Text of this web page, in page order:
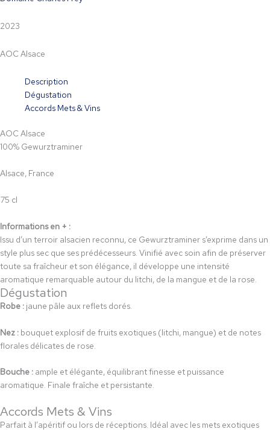
2023
AOC Alsace
Description
Dégustation
Accords Mets & Vins
AOC Alsace
100% Gewurztraminer
Alsace, France
75 cl
Informations en + :
Issu d’un terroir alsacien reconnu, ce Gewurztraminer s’exprime dans un
style plus sec que ses prédécesseurs. Vinifié avec soin afin de préserver
toute sa fraîcheur et son élégance, il développe une intensité
aromatique remarquable autour du litchi, de la mangue et de la rose.
Dégustation
Robe : jaune pâle aux reflets dorés.
Nez : bouquet explosif de fruits exotiques (litchi, mangue) et de notes
florales délicates de rose.
Bouche : ample et élégante, équilibrant finesse et puissance
aromatique. Finale fraîche et persistante.
Accords Mets & Vins
Parfait à l’apéritif ou lors de réceptions. Idéal avec les mets exotiques